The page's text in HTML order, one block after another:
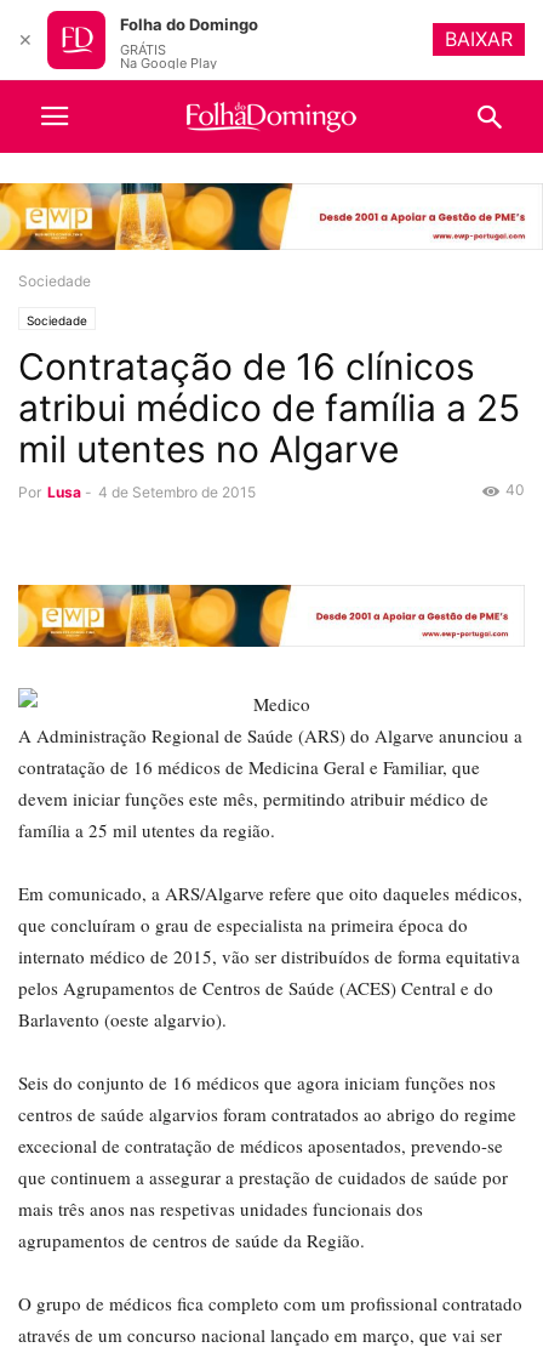
Sociedade
Sociedade
Contratação de 16 clínicos
atribui médico de família a 25
mil utentes no Algarve
Por Lusa - 4 de Setembro de 2015 40
A Administração Regional de Saúde (ARS) do Algarve anunciou a
contratação de 16 médicos de Medicina Geral e Familiar, que
devem iniciar funções este mês, permitindo atribuir médico de
família a 25 mil utentes da região.
Em comunicado, a ARS/Algarve refere que oito daqueles médicos,
que concluíram o grau de especialista na primeira época do
internato médico de 2015, vão ser distribuídos de forma equitativa
pelos Agrupamentos de Centros de Saúde (ACES) Central e do
Barlavento (oeste algarvio).
Seis do conjunto de 16 médicos que agora iniciam funções nos
centros de saúde algarvios foram contratados ao abrigo do regime
excecional de contratação de médicos aposentados, prevendo-se
que continuem a assegurar a prestação de cuidados de saúde por
mais três anos nas respetivas unidades funcionais dos
agrupamentos de centros de saúde da Região.
O grupo de médicos fica completo com um profissional contratado
através de um concurso nacional lançado em março, que vai ser
✕
Folha do Domingo
GRÁTIS
Na Google Play
BAIXAR